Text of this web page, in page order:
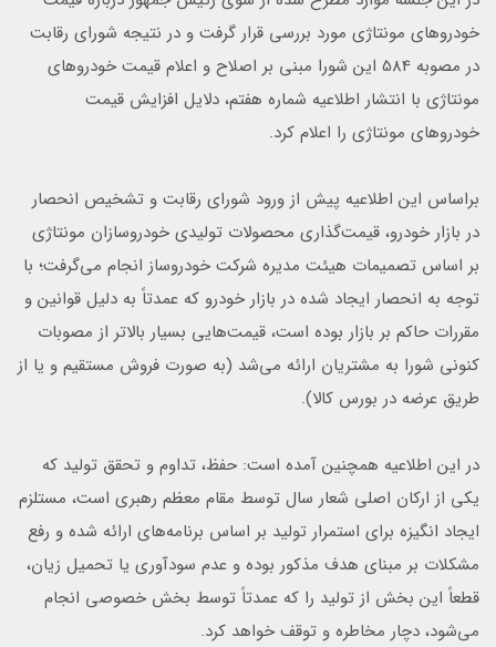
خودروهای مونتاژی مورد بررسی قرار گرفت و در نتیجه شورای رقابت
در مصوبه 584 این شورا مبنی بر اصلاح و اعلام قیمت خودروهای
مونتاژی با انتشار اطلاعیه شماره هفتم، دلایل افزایش قیمت
خودروهای مونتاژی را اعلام کرد.
براساس این اطلاعیه پیش از‌ ورود شورای رقابت و تشخیص انحصار
در بازار خودرو، قیمت‌گذاری محصولات تولیدی خودروسازان مونتاژی
بر اساس تصمیمات هیئت مدیره شرکت خودروساز انجام می‌گرفت؛ با
توجه به انحصار ایجاد شده در بازار خودرو که عمدتاً به دلیل قوانین و
مقررات حاکم بر بازار بوده است، قیمت‌هایی بسیار بالاتر از مصوبات
کنونی شورا به مشتریان ارائه می‌شد (به صورت فروش مستقیم و یا از
طریق عرضه در بورس کالا).
در این اطلاعیه همچنین آمده است: حفظ، تداوم و تحقق تولید که
یکی از ارکان اصلی شعار سال توسط مقام معظم رهبری است، مستلزم
ایجاد انگیزه برای استمرار تولید بر اساس برنامه‌های ارائه شده و رفع
مشکلات بر مبنای هدف مذکور بوده و عدم سودآوری یا تحمیل زیان،
قطعاً این بخش از تولید را که عمدتاً توسط بخش خصوصی انجام
می‌شود، دچار مخاطره و توقف خواهد کرد.